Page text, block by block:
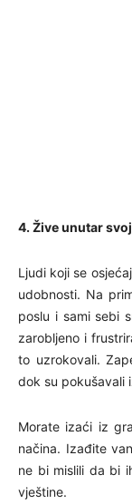
4. Žive unutar
Ljudi koji se
udobnosti. Na
poslu i sami sebi
zarobljeno i
to uzrokovali.
dok su pokušavali
Morate izaći iz
načina. Izađite
ne bi mislili da bi
vještine.